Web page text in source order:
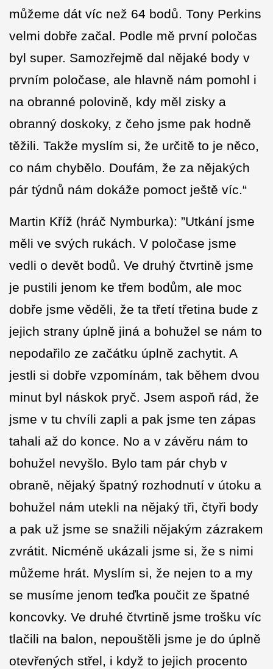
můžeme dát víc než 64 bodů. Tony Perkins
velmi dobře začal. Podle mě první poločas
byl super. Samozřejmě dal nějaké body v
prvním poločase, ale hlavně nám pomohl i
na obranné polovině, kdy měl zisky a
obranný doskoky, z čeho jsme pak hodně
těžili. Takže myslím si, že určitě to je něco,
co nám chybělo. Doufám, že za nějakých
pár týdnů nám dokáže pomoct ještě víc.“
Martin Kříž (hráč Nymburka): ”Utkání jsme
měli ve svých rukách. V poločase jsme
vedli o devět bodů. Ve druhý čtvrtině jsme
je pustili jenom ke třem bodům, ale moc
dobře jsme věděli, že ta třetí třetina bude z
jejich strany úplně jiná a bohužel se nám to
nepodařilo ze začátku úplně zachytit. A
jestli si dobře vzpomínám, tak během dvou
minut byl náskok pryč. Jsem aspoň rád, že
jsme v tu chvíli zapli a pak jsme ten zápas
tahali až do konce. No a v závěru nám to
bohužel nevyšlo. Bylo tam pár chyb v
obraně, nějaký špatný rozhodnutí v útoku a
bohužel nám utekli na nějaký tři, čtyři body
a pak už jsme se snažili nějakým zázrakem
zvrátit. Nicméně ukázali jsme si, že s nimi
můžeme hrát. Myslím si, že nejen to a my
se musíme jenom teďka poučit ze špatné
koncovky. Ve druhé čtvrtině jsme trošku víc
tlačili na balon, nepouštěli jsme je do úplně
otevřených střel, i když to jejich procento